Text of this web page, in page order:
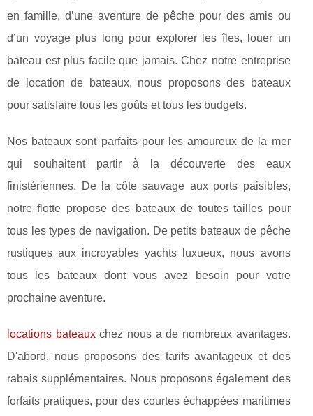
en famille, d’une aventure de pêche pour des amis ou
d’un voyage plus long pour explorer les îles, louer un
bateau est plus facile que jamais. Chez notre entreprise
de location de bateaux, nous proposons des bateaux
pour satisfaire tous les goûts et tous les budgets.
Nos bateaux sont parfaits pour les amoureux de la mer
qui souhaitent partir à la découverte des eaux
finistériennes. De la côte sauvage aux ports paisibles,
notre flotte propose des bateaux de toutes tailles pour
tous les types de navigation. De petits bateaux de pêche
rustiques aux incroyables yachts luxueux, nous avons
tous les bateaux dont vous avez besoin pour votre
prochaine aventure.
locations bateauxchez nous a de nombreux avantages.
D'abord, nous proposons des tarifs avantageux et des
rabais supplémentaires. Nous proposons également des
forfaits pratiques, pour des courtes échappées maritimes